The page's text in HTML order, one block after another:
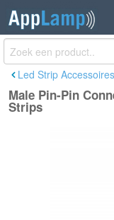
Male
10mm
€0,89
Led Strip Accessoires
Male Pin-Pin
Strips